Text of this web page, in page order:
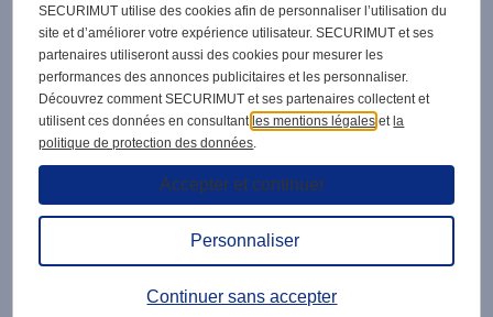
Gestion
:
04.78.62.16.62
gem@securimut.fr
SECURIMUT
222
cours
LAFAYETTE
-
CS
33453
CEDEX
Accueil
Contactez-
Garantie Emprunteur Macif
Devis en ligne
La vie de votre contrat
SECURIMUT utilise des cookies afin de personnaliser l’utilisation du
site et d’améliorer votre expérience utilisateur. SECURIMUT et ses
partenaires utiliseront aussi des cookies pour mesurer les
performances des annonces publicitaires et les personnaliser.
Découvrez comment SECURIMUT et ses partenaires collectent et
utilisent ces données en consultantles mentions légales etla
politique de protection des données
Accepter et continuer
Personnaliser
Continuer sans accepter